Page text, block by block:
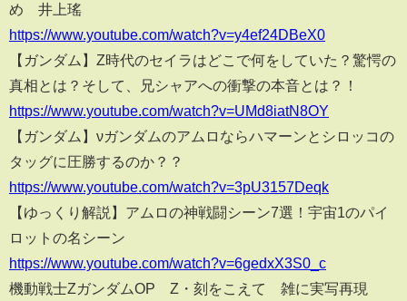
め 井上瑤
https://www.youtube.com/watch?v=y4ef24DBeX0
【ガンダム】Z時代のセイラはどこで何をしていた？驚愕の
真相とは？そして、兄シャアへの衝撃の本音とは？！
https://www.youtube.com/watch?v=UMd8iatN8OY
【ガンダム】νガンダムのアムロならハマーンとシロッコの
タッグに圧勝するのか？？
https://www.youtube.com/watch?v=3pU3157Deqk
【ゆっくり解説】アムロの神戦闘シーン7選！宇宙1のパイ
ロットの名シーン
https://www.youtube.com/watch?v=6gedxX3S0_c
機動戦士ZガンダムOP Z・刻をこえて 雑に実写再現